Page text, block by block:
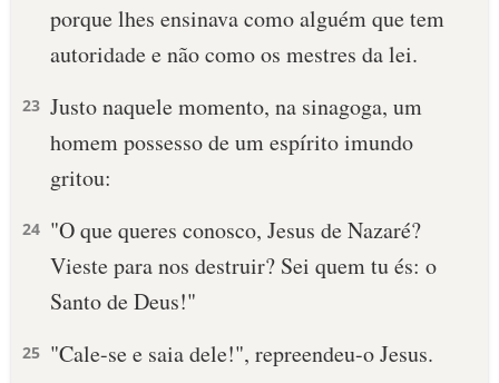
DEVOCIONAL DIÁRIO
10 MANDAMENTOS
ESTUDOS BÍBLICOS
ESBOÇOS DE PREGAÇÃO
TEMAS
PERGUNTE À BÍBLIA IA
TERMO BÍBLICO JOGOS
porque lhes ensinava como alguém que tem
autoridade e não como os mestres da lei.
23 Justo naquele momento, na sinagoga, um
homem possesso de um espírito imundo
gritou:
24 "O que queres conosco, Jesus de Nazaré?
Vieste para nos destruir? Sei quem tu és: o
Santo de Deus!"
25 "Cale-se e saia dele!", repreendeu-o Jesus.